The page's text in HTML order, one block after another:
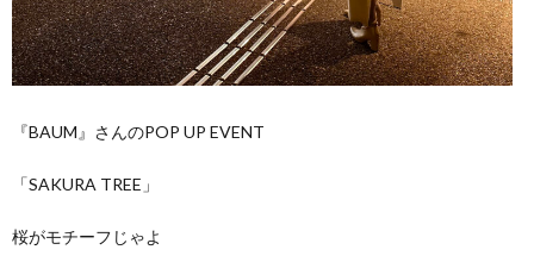
『BAUM』さんのPOP UP EVENT
「SAKURA TREE」
桜がモチーフじゃよ